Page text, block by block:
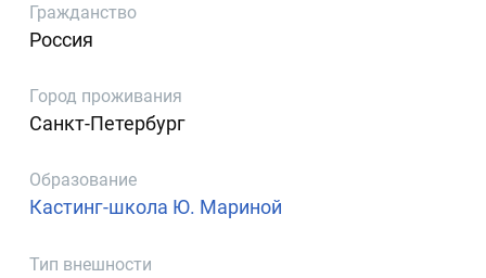
Гражданство
Россия
Город проживания
Санкт-Петербург
Образование
Кастинг-школа Ю. Мариной
Тип внешности